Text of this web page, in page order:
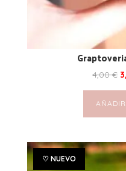
4,00€
♡ NUEVO